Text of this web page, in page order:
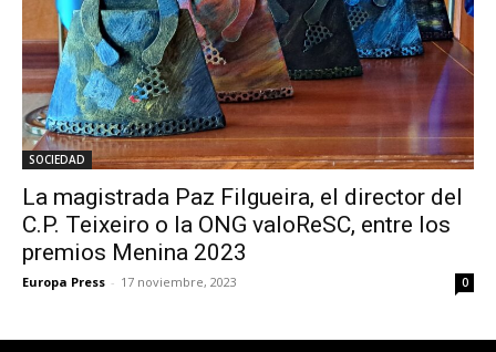
SOCIEDAD
La magistrada Paz Filgueira, el director del
C.P. Teixeiro o la ONG valoReSC, entre los
premios Menina 2023
Europa Press - 17 noviembre, 2023 0